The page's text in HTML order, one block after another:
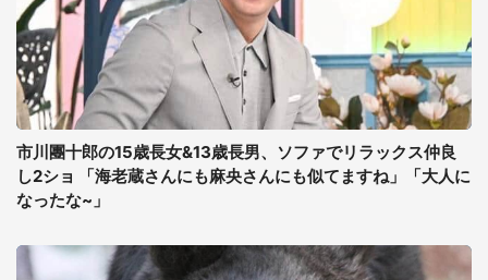
市川團十郎の15歳長女&13歳長男、ソファでリラックス仲良
し2ショ 「海老蔵さんにも麻央さんにも似てますね」「大人に
なったな~」